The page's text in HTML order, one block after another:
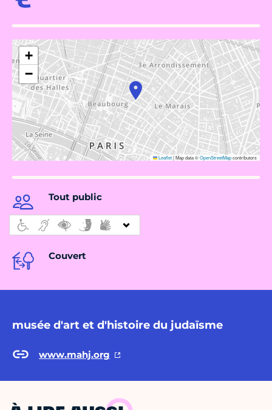
+
−
Leaflet|Map data ©OpenStreetMapcontributors
Tout public
Couvert
musée d'art et d'histoire du judaïsme
www.mahj.org